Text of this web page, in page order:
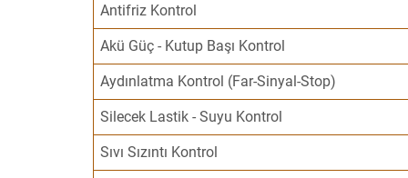
Antifriz Kontrol
Akü Güç - Kutup Başı Kontrol
Aydınlatma Kontrol (Far-Sinyal-Stop)
Silecek Lastik - Suyu Kontrol
Sıvı Sızıntı Kontrol